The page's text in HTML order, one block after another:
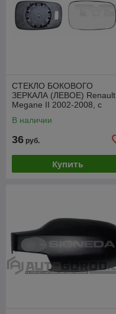
СТЕКЛО БОКОВОГО
ЗЕРКАЛА (ЛЕВОЕ) Renault
Megane II 2002-2008, с
В наличии
36 руб.
Купить